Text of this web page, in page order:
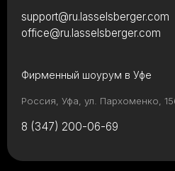
Фирменный шоурум в Уфе
Россия, Уфа, ул. Пархоменко,
8 (347) 200-06-69
support@ru.lasselsberger.com
office@ru.lasselsberger.com